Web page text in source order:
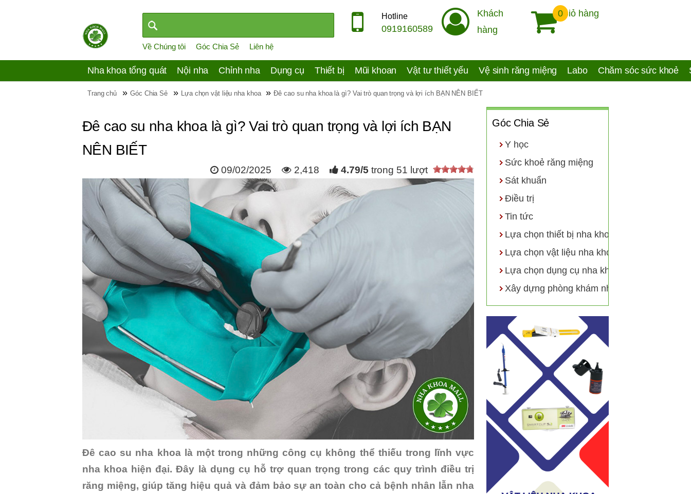
Về Chúng tôi Góc Chia Sẻ Liên hệ
Hotline
0919160589
Khách
hàng
0Giỏ hàng
Nha khoa tổng quát Nội nha Chỉnh nha Dụng cụ Thiết bị Mũi khoan Vật tư thiết yếu Vệ sinh răng miệng Labo Chăm sóc sức khoẻ
Trang chủ »Góc Chia Sẻ » Lựa chọn vật liệu nha khoa »Đê cao su nha khoa là gì? Vai trò quan trọng và lợi ích BẠN NÊN BIẾT
Đê cao su nha khoa là gì? Vai trò quan trọng và lợi ích BẠN
NÊN BIẾT
09/02/2025 2,418 4.79/5 trong 51 lượt
Đê cao su nha khoa là một trong những công cụ không thể thiếu trong lĩnh vực
nha khoa hiện đại. Đây là dụng cụ hỗ trợ quan trọng trong các quy trình điều trị
răng miệng, giúp tăng hiệu quả và đảm bảo sự an toàn cho cả bệnh nhân lẫn nha
Góc Chia Sẻ
Y học
Sức khoẻ răng miệng
Sát khuẩn
Điều trị
Tin tức
Lựa chọn thiết bị nha khoa
Lựa chọn vật liệu nha khoa
Lựa chọn dụng cụ nha khoa
Xây dựng phòng khám nha khoa